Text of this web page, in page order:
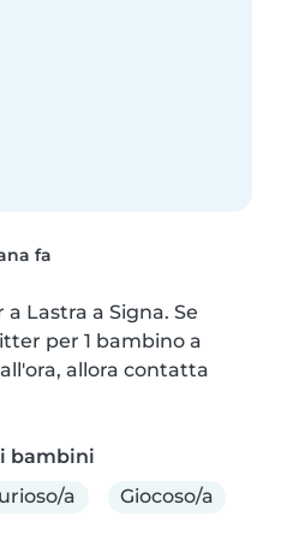
fa
Lastra a Signa. Se
per 1 bambino a
allora contatta
bambini
a Giocoso/a